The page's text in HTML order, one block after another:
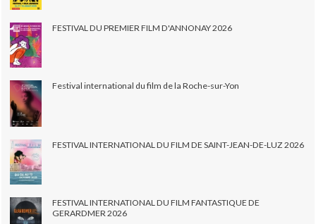
FESTIVAL DU PREMIER FILM D'ANNONAY 2026
Festival international du film de la Roche-sur-Yon
FESTIVAL INTERNATIONAL DU FILM DE SAINT-JEAN-DE-LUZ 2026
FESTIVAL INTERNATIONAL DU FILM FANTASTIQUE DE
GERARDMER 2026